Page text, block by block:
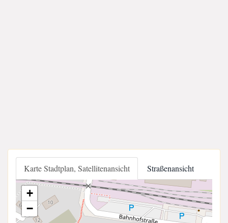
Karte Stadtplan, Satellitenansicht Straßenansicht
+
−